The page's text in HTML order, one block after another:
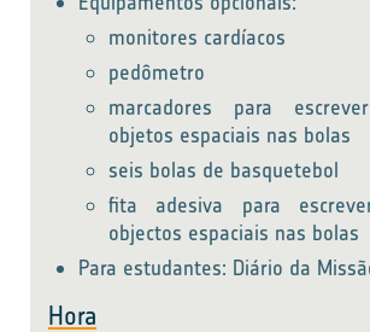
monitores cardíacos
pedômetro
marcadores para
objetos espaciais nas bolas
seis bolas de basquetebol
fita adesiva para
objectos espaciais nas bolas
Para estudantes: Diário da
Hora